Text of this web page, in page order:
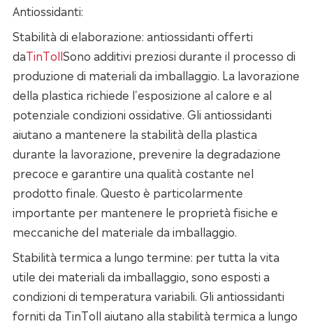
Antiossidanti:
Stabilità di elaborazione: antiossidanti offerti
daTinTollSono additivi preziosi durante il processo di
produzione di materiali da imballaggio. La lavorazione
della plastica richiede l'esposizione al calore e al
potenziale condizioni ossidative. Gli antiossidanti
aiutano a mantenere la stabilità della plastica
durante la lavorazione, prevenire la degradazione
precoce e garantire una qualità costante nel
prodotto finale. Questo è particolarmente
importante per mantenere le proprietà fisiche e
meccaniche del materiale da imballaggio.
Stabilità termica a lungo termine: per tutta la vita
utile dei materiali da imballaggio, sono esposti a
condizioni di temperatura variabili. Gli antiossidanti
forniti da TinToll aiutano alla stabilità termica a lungo